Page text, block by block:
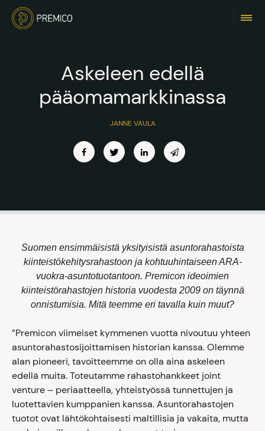
Askeleen edellä
pääomamarkkinassa
JANNE VAULA
Suomen ensimmäisistä yksityisistä asuntorahastoista
kiinteistökehitysrahastoon ja kohtuuhintaiseen ARA-
vuokra-asuntotuotantoon. Premicon ideoimien
kiinteistörahastojen historia vuodesta 2009 on täynnä
onnistumisia. Mitä teemme eri tavalla kuin muut?
”Premicon viimeiset kymmenen vuotta nivoutuu yhteen
asuntorahastosijoittamisen historian kanssa. Olemme
alan pioneeri, tavoitteemme on olla aina askeleen
edellä muita. Toteutamme rahastohankkeet joint
venture – periaatteella, yhteistyössä tunnettujen ja
luotettavien kumppanien kanssa. Asuntorahastojen
tuotot ovat lähtökohtaisesti maltillisia ja vakaita, mutta